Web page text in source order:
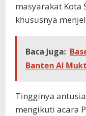
masyarakat Kota
khususnya
Baca Juga:
Banten Al
Tingginya
mengikuti acara